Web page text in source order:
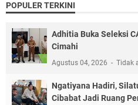
POPULER TERKINI
Adhitia Buka Seleksi
Cimahi
Agustus 04, 2026 Tidak
Ngatiyana Hadiri,
Cibabat Jadi Ruang